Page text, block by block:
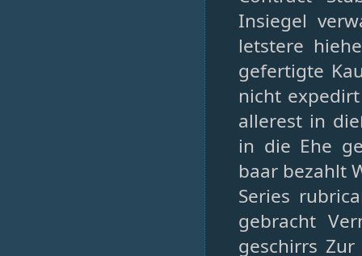
Insiegel
letstere
gefertigte
nicht
allerest in
in die Ehe
baar bezahlt
Series
gebracht
geschirrs